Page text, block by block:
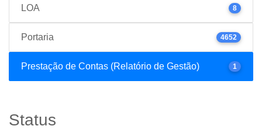
LOA 8
Portaria 4652
Prestação de Contas (Relatório de Gestão) 1
Status